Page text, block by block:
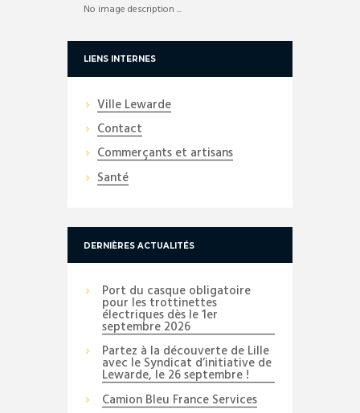
No image description ...
LIENS INTERNES
Ville Lewarde
Contact
Commerçants et artisans
Santé
DERNIÈRES ACTUALITÉS
Port du casque obligatoire
pour les trottinettes
électriques dès le 1er
septembre 2026
Partez à la découverte de Lille
avec le Syndicat d’initiative de
Lewarde, le 26 septembre !
Camion Bleu France Services